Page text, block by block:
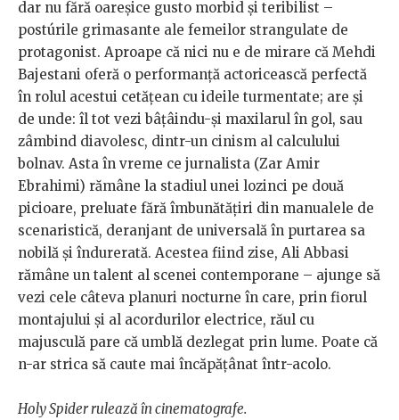
dar nu fără oareșice gusto morbid și teribilist –
postúrile grimasante ale femeilor strangulate de
protagonist. Aproape că nici nu e de mirare că Mehdi
Bajestani oferă o performanță actoricească perfectă
în rolul acestui cetățean cu ideile turmentate; are și
de unde: îl tot vezi bâțâindu-și maxilarul în gol, sau
zâmbind diavolesc, dintr-un cinism al calculului
bolnav. Asta în vreme ce jurnalista (Zar Amir
Ebrahimi) rămâne la stadiul unei lozinci pe două
picioare, preluate fără îmbunătățiri din manualele de
scenaristică, deranjant de universală în purtarea sa
nobilă și îndurerată. Acestea fiind zise, Ali Abbasi
rămâne un talent al scenei contemporane – ajunge să
vezi cele câteva planuri nocturne în care, prin fiorul
montajului și al acordurilor electrice, răul cu
majusculă pare că umblă dezlegat prin lume. Poate că
n-ar strica să caute mai încăpățânat într-acolo.
Holy Spider rulează în cinematografe.